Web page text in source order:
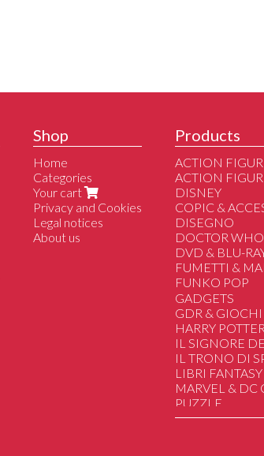
Shop
Home
Categories
Your cart
Privacy and Cookies
Legal notices
About us
Products
ACTION
ACTION
DISNEY
COPIC &
DISEGNO
DOCTOR WHO
DVD & BLU-
FUMETTI &
FUNKO POP
Altri
Dc/Marvel/
Disney
Manga/Anime/
Il Trono di Spade
Harry Potter
Lo Hobbit & Il
Film/Serie Tv/
Sport
GADGETS
GDR &
HARRY POTTER
IL SIGNORE
IL TRONO DI
LIBRI FANTASY
MARVEL & DC
PUZZLE
SAILOR MOON